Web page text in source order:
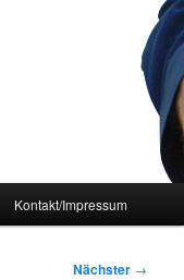
Kontakt/Impressum
Nächster →